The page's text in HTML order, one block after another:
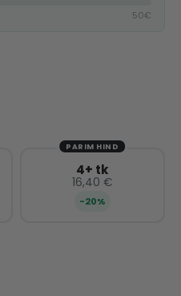
50€
PARIM HIND
4+ tk
16,40 €
−20%